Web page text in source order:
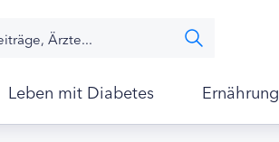
Leben mit Diabetes Ernährung